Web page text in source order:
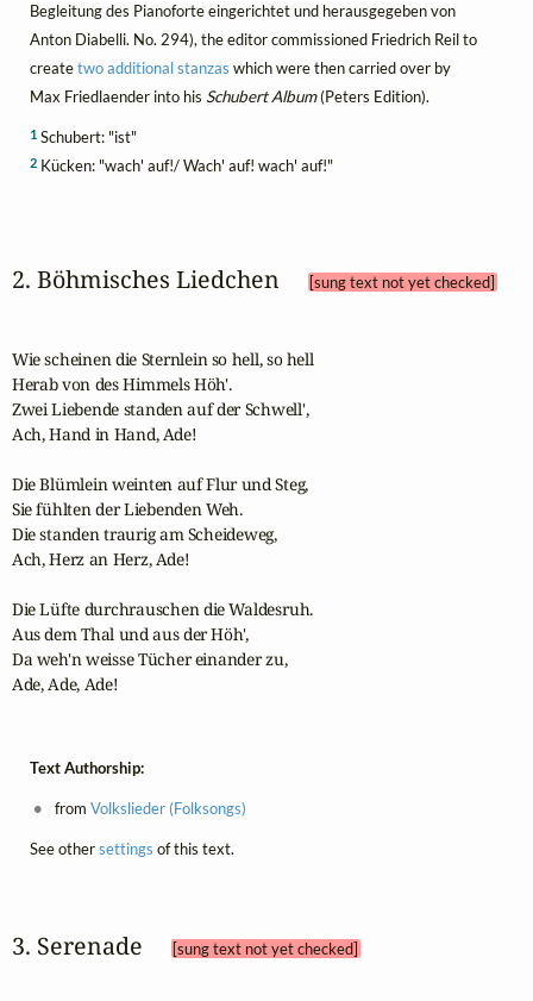
Begleitung des Pianoforte eingerichtet und herausgegeben von
Anton Diabelli. No. 294), the editor commissioned Friedrich Reil to
createtwo additional stanzas which were then carried over by
Max Friedlaender into his Schubert Album(Peters Edition).
1Schubert: "ist"
2Kücken: "wach' auf!/ Wach' auf! wach' auf!"
2. Böhmisches Liedchen [sung text not yet checked]
Wie scheinen die Sternlein so hell, so hell
Herab von des Himmels Höh'.
Zwei Liebende standen auf der Schwell',
Ach, Hand in Hand, Ade!
Die Blümlein weinten auf Flur und Steg,
Sie fühlten der Liebenden Weh.
Die standen traurig am Scheideweg,
Ach, Herz an Herz, Ade!
Die Lüfte durchrauschen die Waldesruh.
Aus dem Thal und aus der Höh',
Da weh'n weisse Tücher einander zu,
Ade, Ade, Ade!
Text Authorship:
from Volkslieder (Folksongs)
See othersettings of this text.
3. Serenade [sung text not yet checked]